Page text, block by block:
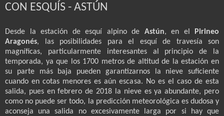
CON ESQUÍS - ASTÚN
Desde la estación de esquí alpino de Astún, en el
Pirineo
Aragonés, las posibilidades para el esquí de travesía son
magníficas, particularmente interesantes al principio de la
temporada, ya que los 1700 metros de altitud de la estación en
su parte más baja pueden garantizarnos la nieve suficiente
cuando en cotas menores es aún escasa. No es el caso de esta
salida, pues en febrero de 2018 la nieve es ya abundante, pero
como no puede ser todo, la predicción meteorológica es dudosa y
aconseja una salida no excesivamente larga por si hay que